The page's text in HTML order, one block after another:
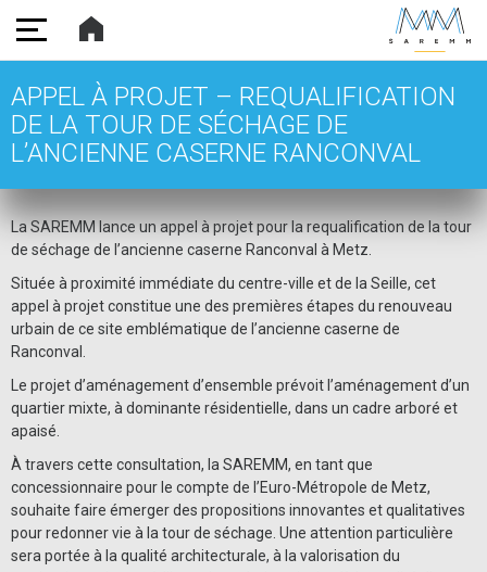
SAREMM
APPEL À PROJET – REQUALIFICATION
DE LA TOUR DE SÉCHAGE DE
L’ANCIENNE CASERNE RANCONVAL
La SAREMM lance un appel à projet pour la requalification de la tour
de séchage de l’ancienne caserne Ranconval à Metz.
Située à proximité immédiate du centre-ville et de la Seille, cet
appel à projet constitue une des premières étapes du renouveau
urbain de ce site emblématique de l’ancienne caserne de
Ranconval.
Le projet d’aménagement d’ensemble prévoit l’aménagement d’un
quartier mixte, à dominante résidentielle, dans un cadre arboré et
apaisé.
À travers cette consultation, la SAREMM, en tant que
concessionnaire pour le compte de l’Euro-Métropole de Metz,
souhaite faire émerger des propositions innovantes et qualitatives
pour redonner vie à la tour de séchage. Une attention particulière
sera portée à la qualité architecturale, à la valorisation du